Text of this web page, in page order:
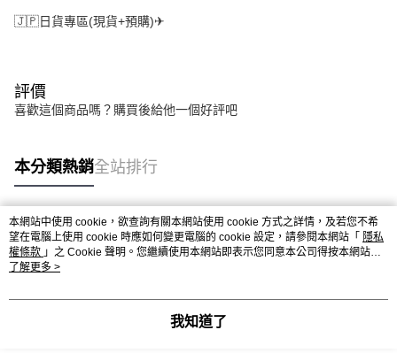
🇯🇵日貨專區(現貨+預購)✈
評價
喜歡這個商品嗎？購買後給他一個好評吧
本分類熱銷全站排行
熱門標籤
本網站中使用 cookie，欲查詢有關本網站使用 cookie 方式之詳情，及若您不希
望在電腦上使用 cookie 時應如何變更電腦的 cookie 設定，請參閱本網站「 隱私
權條款 」之 Cookie 聲明。您繼續使用本網站即表示您同意本公司得按本網站使
用條款之 Cookie 聲明使用 cookie。
了解更多 >
我知道了